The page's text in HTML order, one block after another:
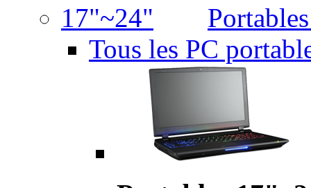
Tous les PC